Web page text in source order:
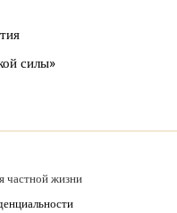
силы»
частной жизни